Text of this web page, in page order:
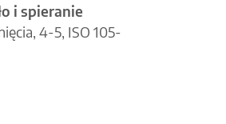
i spieranie
4-5, ISO 105-